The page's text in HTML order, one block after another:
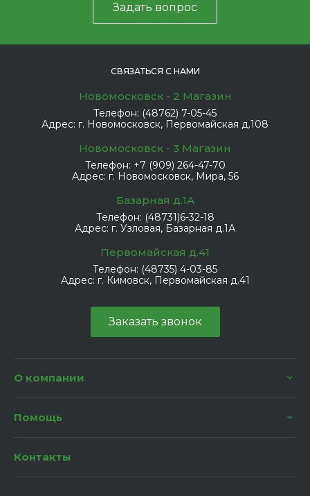
Задать вопрос
СВЯЗАТЬСЯ С НАМИ
Новомосковск - 2 Магазин
Телефон: (48762) 7-05-45
Адрес: г. Новомосковск, Первомайская д.108
Новомосковск - 3 Магазин
Телефон: +7 (909) 264-47-70
Адрес: г. Новомосковск, Мира, 56
Базарная д.1А
Телефон: (48731)6-32-18
Адрес: г. Узловая, Базарная д.1А
Первомайская д.41
Телефон: (48735) 4-03-85
Адрес: г. Кимовск, Первомайская д.41
Заказать звонок
О компании
Помощь
Контакты